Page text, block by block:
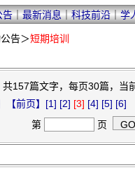
告｜最新消息｜科技前沿｜学
告＞短期培训
共157篇文字，每页30篇，当
【前页】 [1] [2] [3] [4] [5] [6]
第
页